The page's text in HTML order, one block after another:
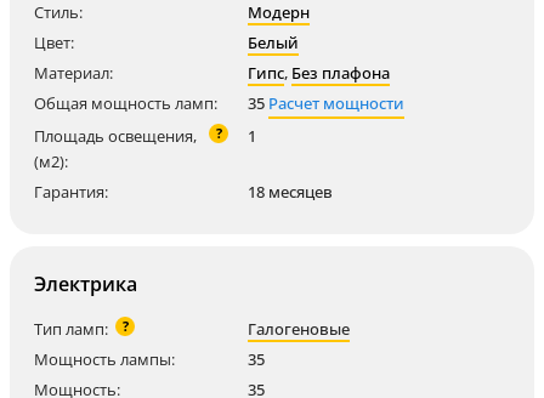
Стиль:
Модерн
Цвет:
Белый
Материал:
Гипс, Без плафона
Общая мощность ламп:
35 Расчет мощности
Площадь освещения,
(м2):
? 1
Гарантия: 18 месяцев
Электрика
Тип ламп: ?
Галогеновые
Мощность лампы:
35
Мощность:
35